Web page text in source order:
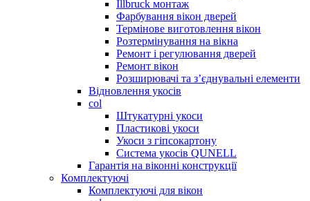
Illbruck монтаж
Фарбування вікон дверей
Термінове виготовлення вікон
Розтермінування на вікна
Ремонт і регулювання дверей
Ремонт вікон
Розширювачі та з’єднувальні елементи
Відновлення укосів
col
Штукатурні укоси
Пластикові укоси
Укоси з гіпсокартону
Система укосів QUNELL
Гарантія на віконні конструкції
Комплектуючі
Комплектуючі для вікон